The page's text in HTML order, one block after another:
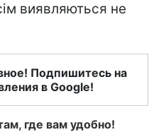
виявляються не
Подпишитесь на
в Google!
где вам удобно!